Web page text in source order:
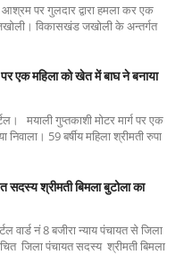
आश्रम पर गुलदार द्वारा हमला कर एक
जखोली। विकासखंड जखोली के अन्तर्गत
पर एक महिला को खेत में बाघ ने बनाया
मयाली गुप्तकाशी मोटर मार्ग पर एक
59 बर्षीय महिला श्रीमती रुपा
सदस्य श्रीमती बिमला बुटोला का
वार्ड नं 8 बजीरा न्याय पंचायत से जिला
जिला पंचायत सदस्य श्रीमती बिमला